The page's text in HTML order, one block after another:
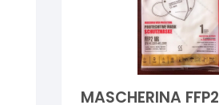
MASCHERINA